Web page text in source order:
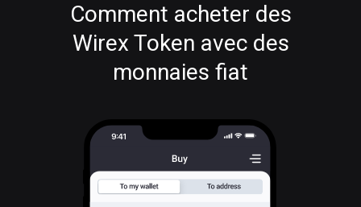
Comment acheter des
Wirex Token avec des
monnaies fiat